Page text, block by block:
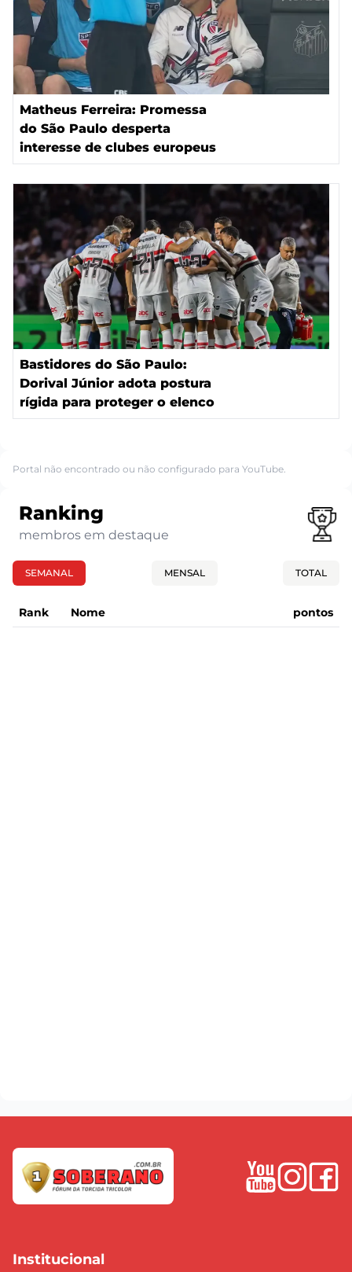
Matheus Ferreira: Promessa
do São Paulo desperta
interesse de clubes europeus
Bastidores do São Paulo:
Dorival Júnior adota postura
rígida para proteger o elenco
Portal não encontrado ou não configurado para YouTube.
Ranking
membros em destaque
SEMANAL MENSAL TOTAL
Rank Nome pontos
Institucional